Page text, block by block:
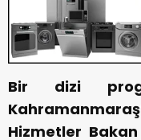
Bir dizi
Hizmetler Bakan